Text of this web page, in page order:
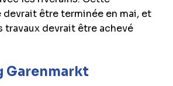
devrait être terminée en mai, et
travaux devrait être achevé
Garenmarkt